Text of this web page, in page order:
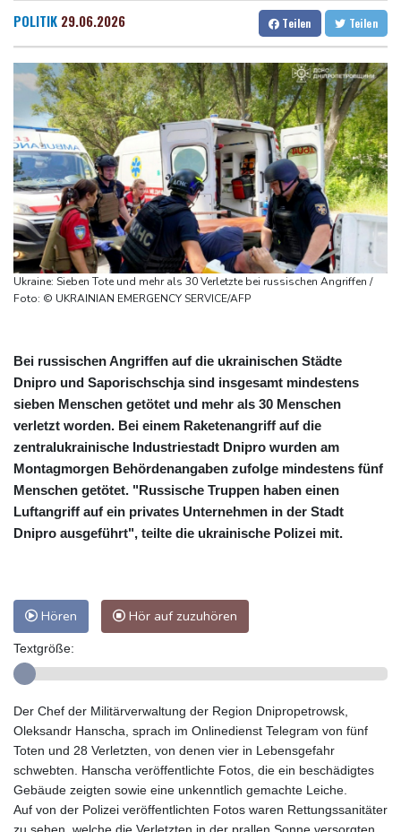
Dresden
Wien
30 °C
Salzburg
30 °C
Baden-Baden
28 °C
Industrie begrüßt sie
US-Senat bestätigt mit knapper Mehrheit Trumps umstrittenen
Justizminister Blanche
Schwimm-EM: Schmidbauer verliert Titel, Halbisch gewinnt
Bronze
Frankreich: Crémant-Lese in Burgund beginnt wegen Hitzewellen
so früh wie nie
Europas Automarkt wächst, doch der E-Auto-Boom verschärft
den Druck
Klinsmann über Horror-Verletzung: "Ich hatte Glück"
POLITIK 29.06.2026 Teilen Teilen
Ukraine: Sieben Tote und mehr als 30 Verletzte bei russischen Angriffen /
Foto: © UKRAINIAN EMERGENCY SERVICE/AFP
Bei russischen Angriffen auf die ukrainischen Städte
Dnipro und Saporischschja sind insgesamt mindestens
sieben Menschen getötet und mehr als 30 Menschen
verletzt worden. Bei einem Raketenangriff auf die
zentralukrainische Industriestadt Dnipro wurden am
Montagmorgen Behördenangaben zufolge mindestens fünf
Menschen getötet. "Russische Truppen haben einen
Luftangriff auf ein privates Unternehmen in der Stadt
Dnipro ausgeführt", teilte die ukrainische Polizei mit.
Hören Hör auf zuzuhören
Textgröße:
Der Chef der Militärverwaltung der Region Dnipropetrowsk,
Oleksandr Hanscha, sprach im Onlinedienst Telegram von fünf
Toten und 28 Verletzten, von denen vier in Lebensgefahr
schwebten. Hanscha veröffentlichte Fotos, die ein beschädigtes
Gebäude zeigten sowie eine unkenntlich gemachte Leiche.
Auf von der Polizei veröffentlichten Fotos waren Rettungssanitäter